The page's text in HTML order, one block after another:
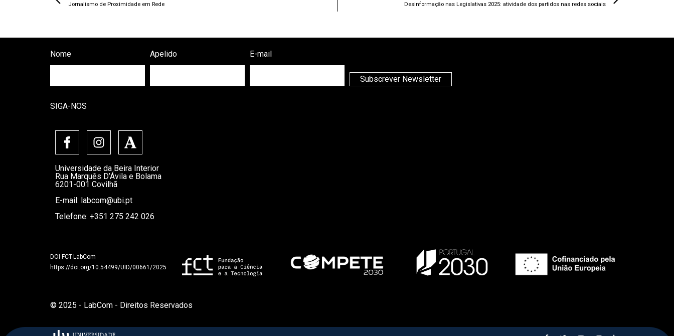
Jornalismo de Proximidade em Rede Desinformação nas Legislativas 2025: atividade dos partidos nas redes sociais
Nome Apelido E-mail
Subscrever Newsletter
SIGA-NOS
Universidade da Beira Interior
Rua Marquês D’Ávila e Bolama
6201-001 Covilhã
E-mail: labcom@ubi.pt
Telefone: +351 275 242 026
DOI FCT-LabCom
https://doi.org/10.54499/UID/00661/2025
© 2025 - LabCom - Direitos Reservados